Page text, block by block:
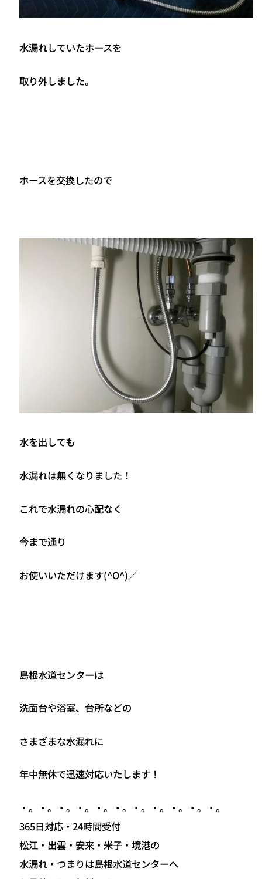
水漏れしていたホースを
取り外しました。
ホースを交換したので
水を出しても
水漏れは無くなりました！
これで水漏れの心配なく
今まで通り
お使いいただけます(^O^)／
島根水道センターは
洗面台や浴室、台所などの
さまざまな水漏れに
年中無休で迅速対応いたします！
・。・。・。・。・。・。・。・。・。・。・。
365日対応・24時間受付
松江・出雲・安来・米子・境港の
水漏れ・つまりは島根水道センターへ